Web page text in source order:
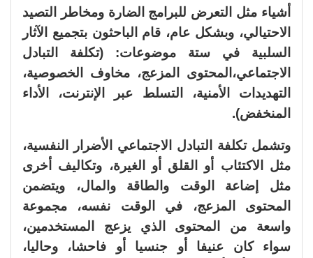
أشياء مثل التعرض للبرامج الضارة ومخاطر التصيد
الاحتيالي، وبشكل عام، قام الباحثون بتجميع الآثار
السلبية في ستة موضوعات: (تكلفة التبادل
الاجتماعي،المحتوى المزعج، مخاوف الخصوصية،
التهديدات الأمنية، التسلط عبر الإنترنت، الأداء
المنخفض).
وتشمل تكلفة التبادل الاجتماعي الأضرار النفسية،
مثل الاكتئاب أو القلق أو الغيرة، وتكاليف أخرى
مثل إضاعة الوقت والطاقة والمال، ويتضمن
المحتوى المزعج، في الوقت نفسه، مجموعة
واسعة من المحتوى الذي يزعج المستخدمين،
سواء كان عنيفا أو جنسيا أو فاحشا، وحاليا،